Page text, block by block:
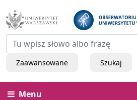
Zaawansowane Szukaj
Menu